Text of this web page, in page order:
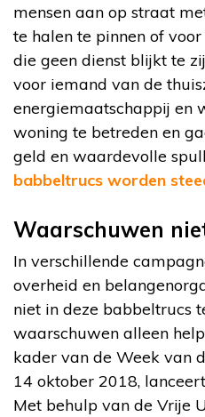
mensen aan op straat
te halen te pinnen of
die geen dienst blijkt te
voor iemand van de
energiemaatschappij en
woning te betreden en
geld en waardevolle
babbeltrucs worden
Waarschuwen
In verschillende
overheid en
niet in deze babbeltrucs
waarschuwen alleen
kader van de Week van
14 oktober 2018,
Met behulp van de Vrije